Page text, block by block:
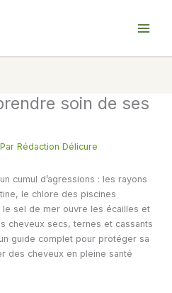
soin de ses
Rédaction Délicure
cumul d’agressions : les rayons
le chlore des piscines
sel de mer ouvre les écailles et
cheveux secs, ternes et cassants
guide complet pour protéger sa
des cheveux en pleine santé